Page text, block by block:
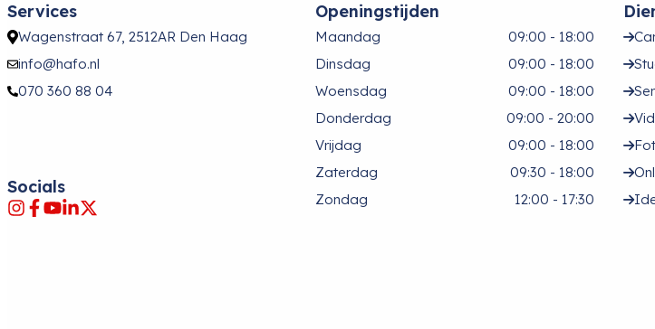
Services
Wagenstraat 67, 2512AR Den Haag
info@hafo.nl
070 360 88 04
Socials
Openingstijden
Maandag
09:00 - 18:00
Dinsdag
09:00 - 18:00
Woensdag
09:00 - 18:00
Donderdag
09:00 - 20:00
Vrijdag
09:00 - 18:00
Zaterdag
09:30 - 18:00
Zondag
12:00 - 17:30